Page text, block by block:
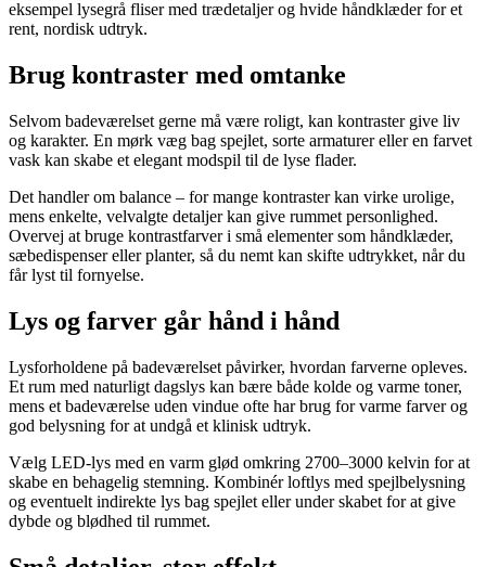
eksempel lysegrå fliser med trædetaljer og hvide håndklæder for et
rent, nordisk udtryk.
Brug kontraster med omtanke
Selvom badeværelset gerne må være roligt, kan kontraster give liv
og karakter. En mørk væg bag spejlet, sorte armaturer eller en farvet
vask kan skabe et elegant modspil til de lyse flader.
Det handler om balance – for mange kontraster kan virke urolige,
mens enkelte, velvalgte detaljer kan give rummet personlighed.
Overvej at bruge kontrastfarver i små elementer som håndklæder,
sæbedispenser eller planter, så du nemt kan skifte udtrykket, når du
får lyst til fornyelse.
Lys og farver går hånd i hånd
Lysforholdene på badeværelset påvirker, hvordan farverne opleves.
Et rum med naturligt dagslys kan bære både kolde og varme toner,
mens et badeværelse uden vindue ofte har brug for varme farver og
god belysning for at undgå et klinisk udtryk.
Vælg LED-lys med en varm glød omkring 2700–3000 kelvin for at
skabe en behagelig stemning. Kombinér loftlys med spejlbelysning
og eventuelt indirekte lys bag spejlet eller under skabet for at give
dybde og blødhed til rummet.